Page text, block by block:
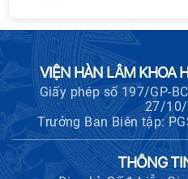
VIỆN HÀN LÂM KHOA
Giấy phép số 197/GP-
27/
Trưởng Ban Biên tập:
THÔNG